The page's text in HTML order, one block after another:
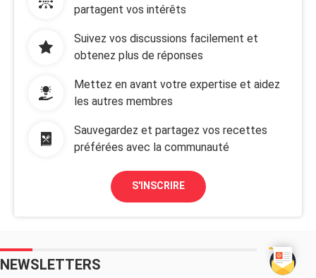
partagent vos intérêts
Suivez vos discussions facilement et
obtenez plus de réponses
Mettez en avant votre expertise et aidez
les autres membres
Sauvegardez et partagez vos recettes
préférées avec la communauté
S'INSCRIRE
NEWSLETTERS